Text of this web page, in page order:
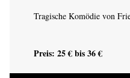
Tragische Komödie von
Preis: 25 € bis 36 €